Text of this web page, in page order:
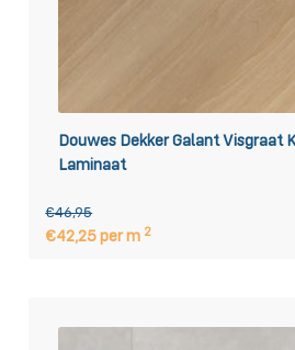
Douwes Dekker Galant Visgraat
Laminaat
€46,95
€42,25 per m 2